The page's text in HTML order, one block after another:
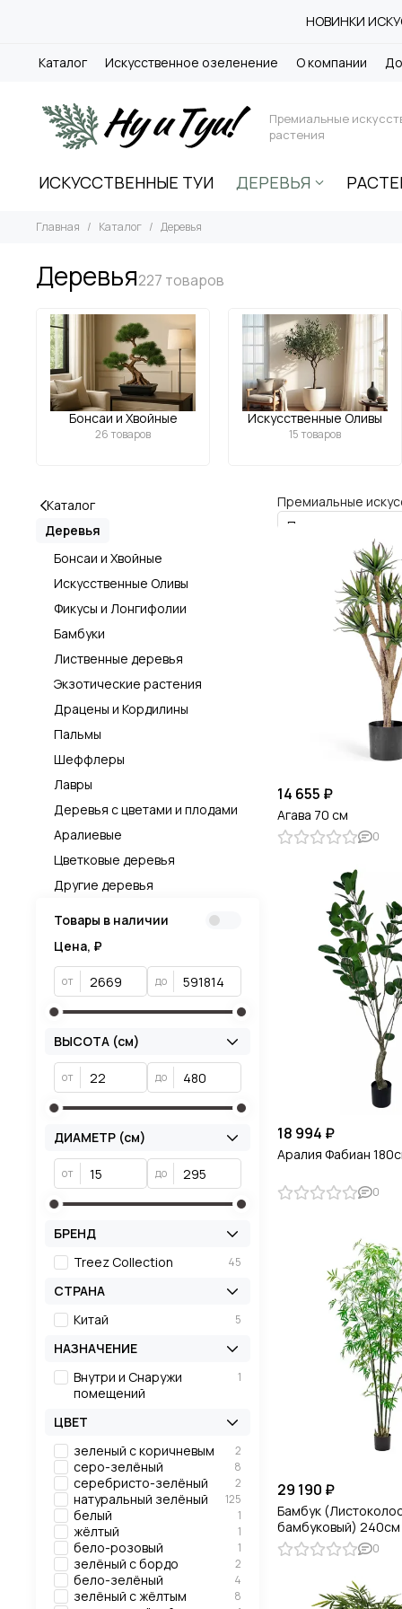
НОВИНКИ
Каталог Искусственное озеленение О компании
Премиальные
растения
ИСКУССТВЕННЫЕ ТУИ ДЕРЕВЬЯ
Главная Каталог Деревья
Деревья
Бонсаи и Хвойные
26 товаров
Искусственные Оливы
15 товаров
Премиальные
14 655 ₽
Агава 70 см
0
18 994 ₽
Аралия Фабиан
0
29 190 ₽
Бамбук
бамбуковый) 240см
0
Каталог
Деревья
Бонсаи и Хвойные
Искусственные Оливы
Фикусы и Лонгифолии
Бамбуки
Лиственные деревья
Экзотические растения
Драцены и Кордилины
Пальмы
Шеффлеры
Лавры
Деревья с цветами и плодами
Аралиевые
Цветковые деревья
Другие деревья
Товары в наличии
Цена, ₽
от до
ВЫСОТА (см)
от до
ДИАМЕТР (см)
от до
БРЕНД
Treez Collection
45
СТРАНА
Китай
5
НАЗНАЧЕНИЕ
Внутри и Снаружи
помещений
1
ЦВЕТ
зеленый с коричневым
2
серо-зелёный 8
серебристо-зелёный 2
натуральный зелёный 125
белый 1
жёлтый 1
бело-розовый 1
зелёный с бордо 2
бело-зелёный 4
зелёный с жёлтым 8